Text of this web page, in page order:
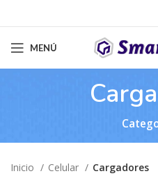
MENÚ
Inicio Celular Cargadores